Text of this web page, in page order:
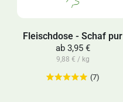
Fleischdose - Schaf pur
ab3,95 €
9,88 € / kg
(7)